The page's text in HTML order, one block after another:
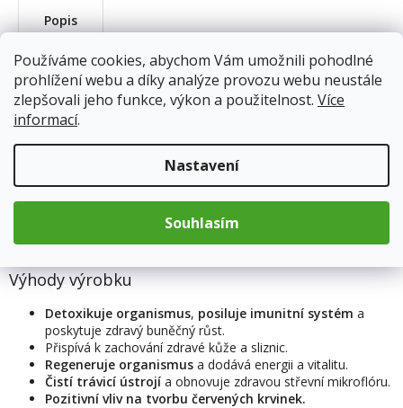
Používáme cookies, abychom Vám umožnili pohodlné
prohlížení webu a díky analýze provozu webu neustále
zlepšovali jeho funkce, výkon a použitelnost. Více
informací.
Nastavení
Souhlasím
Popis
HEALTH LINK Chlorella Japan 750
tablet
esenciálních aminokyselin, chlorofylu, řady minerálů a vitamínů,
nenasycených mastných kyselin, karotenoidů a nukleových
kyselin. Železo spolu s vitaminem B12 má vliv na tvorbu
červených krvinek a hemoglobinu, transport kyslíku a
energetický metabolismus. Snižují také únavu a vyčerpání.
Výhody výrobku
Detoxikuje organismus, posiluje imunitní systém a
poskytuje zdravý buněčný růst.
Přispívá k zachování zdravé kůže a sliznic.
Regeneruje organismus a dodává energii a vitalitu.
Čistí trávicí ústrojí a obnovuje zdravou střevní mikroflóru.
Pozitivní vliv na tvorbu červených krvinek.